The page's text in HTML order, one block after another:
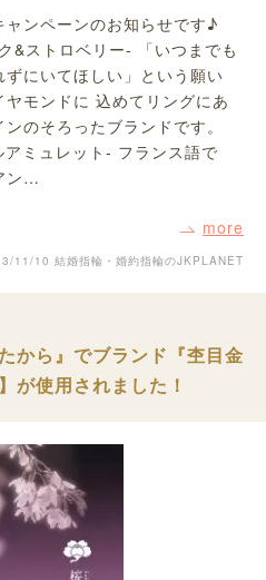
ンペーンのお知らせです♪
&ストロベリー- 「いつまでも
にいてほしい」という願い
モンドに 込めてリングにあ
のそろったブランドです。
ミュレット- フランス語で
ン…
more
11/10 結婚指輪・婚約指輪のJKPLANET
から』でブランド『杢目金
が使用されました！